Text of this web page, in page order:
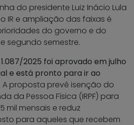
do presidente Luiz Inácio Lula
IR e ampliação das faixas é
do governo e do
segundo semestre.
2025 foi aprovado em julho
e está pronto para ir ao
A proposta prevê isenção do
da Pessoa Física (IRPF) para
mil mensais e reduz
para aqueles que recebem